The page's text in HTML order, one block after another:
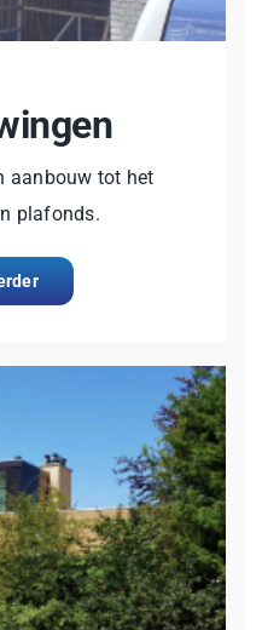
aanbouw tot het
plafonds.